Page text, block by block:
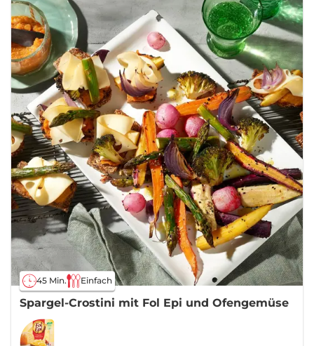
45 Min. Einfach
Spargel-Crostini mit Fol Epi und Ofengemüse